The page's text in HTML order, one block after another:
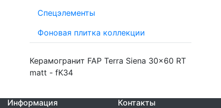
Спецэлементы
Фоновая плитка коллекции
Керамогранит FAP Terra Siena 30x60 RT
matt - fK34
Информация Контакты